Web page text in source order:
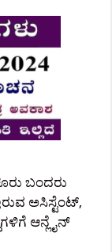
ಬಂದರು
ಅಸಿಸ್ಟೆಂಟ್,
ಆನ್ಲೈನ್